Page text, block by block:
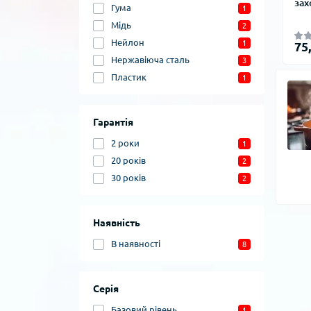
Гума 1
Мідь 2
Нейлон 1
Нержавіюча сталь 3
Пластик 1
Гарантія
2 роки 1
20 років 2
30 років 2
Наявність
В наявності 8
Серія